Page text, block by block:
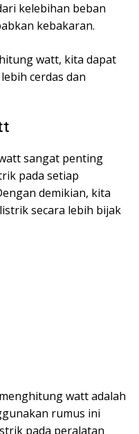
kelebihan beban
kebakaran.
watt, kita dapat
cerdas dan
sangat penting
pada setiap
demikian, kita
secara lebih bijak
watt adalah
rumus ini
pada peralatan